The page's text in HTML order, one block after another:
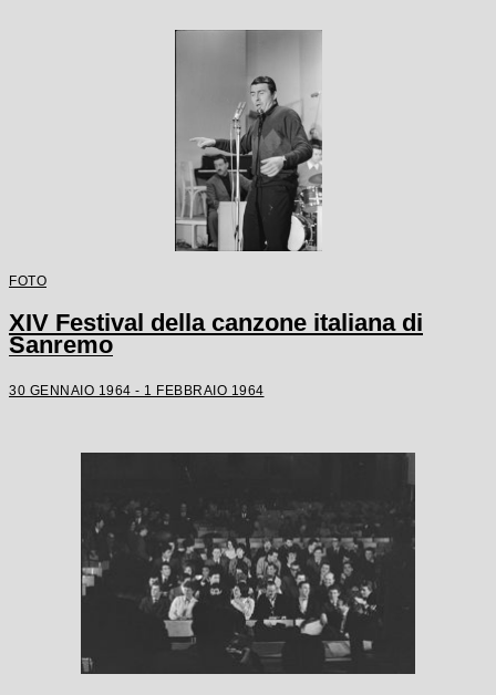
FOTO
XIV Festival della canzone italiana di
Sanremo
30 GENNAIO 1964 - 1 FEBBRAIO 1964